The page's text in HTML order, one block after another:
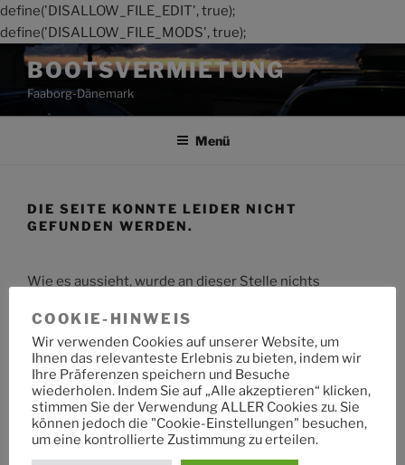
define('DISALLOW_FILE_EDIT', true);
define('DISALLOW_FILE_MODS', true);
Zum
Inhalt
springen
BOOTSVERMIETUNG
Faaborg-Dänemark
Menü
DIE SEITE KONNTE LEIDER NICHT
GEFUNDEN WERDEN.
Wie es aussieht, wurde an dieser Stelle nichts
Suche
nach:
COOKIE-HINWEIS
Wir verwenden Cookies auf unserer Website, um
Ihnen das relevanteste Erlebnis zu bieten, indem wir
Ihre Präferenzen speichern und Besuche
wiederholen. Indem Sie auf „Alle akzeptieren“ klicken,
stimmen Sie der Verwendung ALLER Cookies zu. Sie
können jedoch die "Cookie-Einstellungen" besuchen,
um eine kontrollierte Zustimmung zu erteilen.